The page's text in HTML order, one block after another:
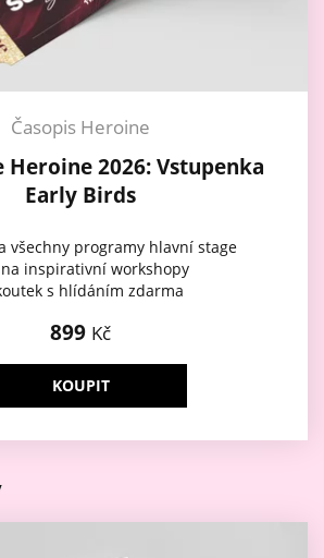
Časopis Heroine
Heroine 2026: Vstupenka
Early Birds
všechny programy hlavní stage
inspirativní workshopy
s hlídáním zdarma
899 Kč
KOUPIT